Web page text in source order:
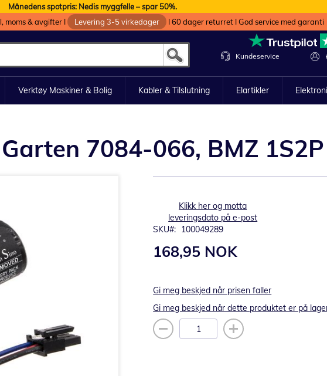
Månedens spotpris: Nedis myggfelle – spar 50%.
moms & avgifter I
Levering 3-5 virkedager I 60 dager returret I God service med garanti
Kundeservice
Verktøy Maskiner & Bolig Kabler & Tilslutning Elartikler
7084-066, BMZ
Klikk her og motta
leveringsdato på e-post
SKU
100049289
168,95 NOK
Gi meg beskjed når prisen faller
Gi meg beskjed når dette produktet er på